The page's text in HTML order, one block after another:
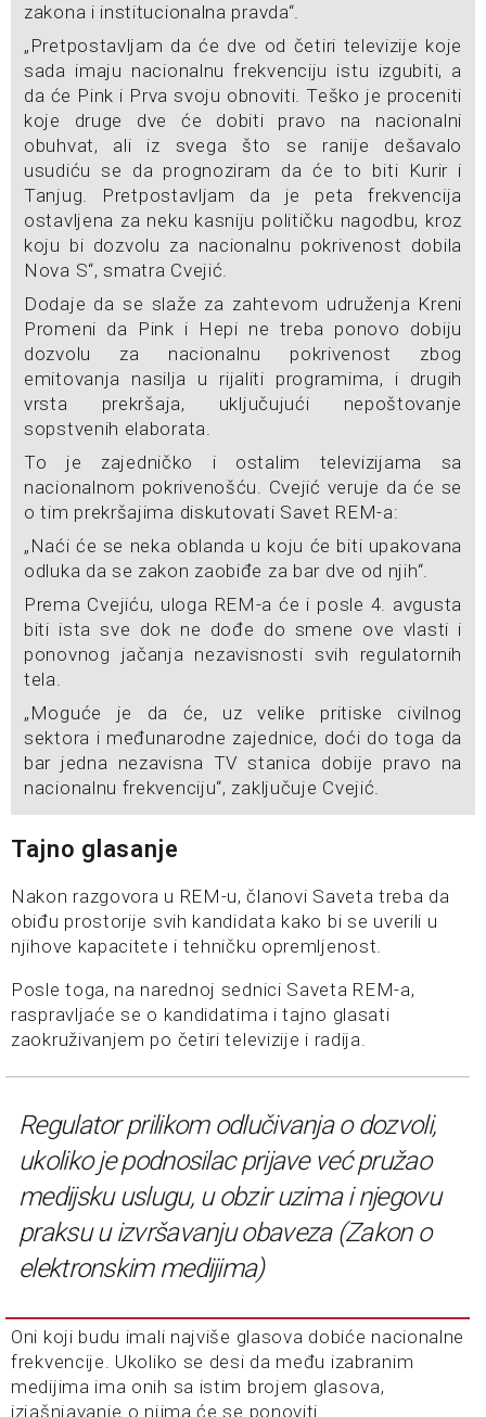
zakona i institucionalna pravda“.
„Pretpostavljam da će dve od četiri televizije koje
sada imaju nacionalnu frekvenciju istu izgubiti, a
da će Pink i Prva svoju obnoviti. Teško je proceniti
koje druge dve će dobiti pravo na nacionalni
obuhvat, ali iz svega što se ranije dešavalo
usudiću se da prognoziram da će to biti Kurir i
Tanjug. Pretpostavljam da je peta frekvencija
ostavljena za neku kasniju političku nagodbu, kroz
koju bi dozvolu za nacionalnu pokrivenost dobila
Nova S“, smatra Cvejić.
Dodaje da se slaže za zahtevom udruženja Kreni
Promeni da Pink i Hepi ne treba ponovo dobiju
dozvolu za nacionalnu pokrivenost zbog
emitovanja nasilja u rijaliti programima, i drugih
vrsta prekršaja, uključujući nepoštovanje
sopstvenih elaborata.
To je zajedničko i ostalim televizijama sa
nacionalnom pokrivenošću. Cvejić veruje da će se
o tim prekršajima diskutovati Savet REM-a:
„Naći će se neka oblanda u koju će biti upakovana
odluka da se zakon zaobiđe za bar dve od njih“.
Prema Cvejiću, uloga REM-a će i posle 4. avgusta
biti ista sve dok ne dođe do smene ove vlasti i
ponovnog jačanja nezavisnosti svih regulatornih
tela.
„Moguće je da će, uz velike pritiske civilnog
sektora i međunarodne zajednice, doći do toga da
bar jedna nezavisna TV stanica dobije pravo na
nacionalnu frekvenciju“, zaključuje Cvejić.
Tajno glasanje
Nakon razgovora u REM-u, članovi Saveta treba da
obiđu prostorije svih kandidata kako bi se uverili u
njihove kapacitete i tehničku opremljenost.
Posle toga, na narednoj sednici Saveta REM-a,
raspravljaće se o kandidatima i tajno glasati
zaokruživanjem po četiri televizije i radija.
Regulator prilikom odlučivanja o dozvoli,
ukoliko je podnosilac prijave već pružao
medijsku uslugu, u obzir uzima i njegovu
praksu u izvršavanju obaveza (Zakon o
elektronskim medijima)
Oni koji budu imali najviše glasova dobiće nacionalne
frekvencije. Ukoliko se desi da među izabranim
medijima ima onih sa istim brojem glasova,
izjašnjavanje o njima će se ponoviti.